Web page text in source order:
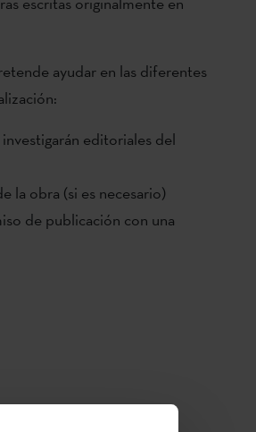
ayudar en las diferentes
editoriales del
la obra (si es necesario)
de publicación con una